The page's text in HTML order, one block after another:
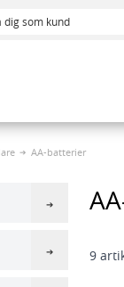
dig som kund
AA-batterier
9